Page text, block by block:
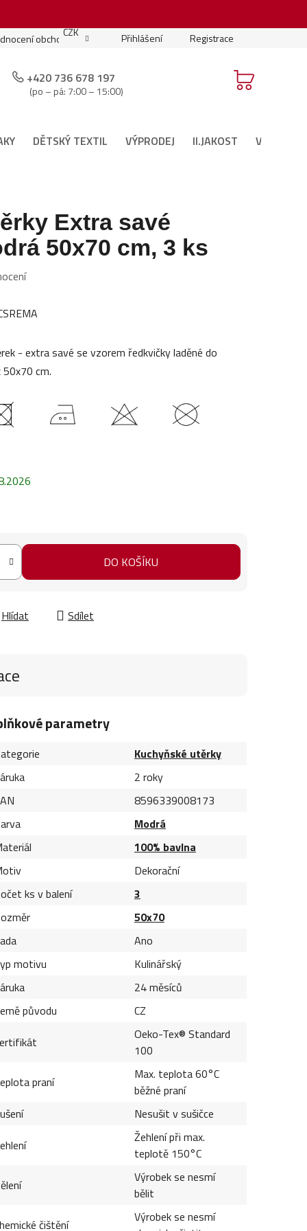
obchodu Moje objednávka Podmínky soutěže
CZK Přihlášení Registrace
+420 736 678 197
(po – pá: 7:00 – 15:00)
DĚTSKÝ TEXTIL VÝPRODEJ II.JAKOST VÁNOČNÍ
Extra savé
50x70 cm, 3 ks
- extra savé se vzorem ředkvičky laděné do
cm.
DO KOŠÍKU
Hlídat Sdílet
parametry
Kuchyňské utěrky
2 roky
8596339008173
Modrá
100% bavlna
Dekorační
ks v balení
3
50x70
Ano
motivu
Kulinářský
24 měsíců
původu
CZ
Oeko-Tex® Standard
100
praní
Max. teplota 60°C
běžné praní
Nesušit v sušičce
Žehlení při max.
teplotě 150°C
Výrobek se nesmí
bělit
čištění
Výrobek se nesmí